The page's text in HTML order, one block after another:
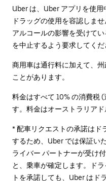
Uber は、Uber アプリを使
ドラッグの使用を容認しま
アルコールの影響を受けて
を中止するよう要求してくだ
商用車は通行料に加えて、
ことがあります。
料金はすべて 10% の消費税
す。料金はオーストラリアド
* 配車リクエストの承諾はド
するため、Uber では保証い
ライバー パートナーが受け
と、乗車が確定します。ド
トを承諾しても、Uber はド